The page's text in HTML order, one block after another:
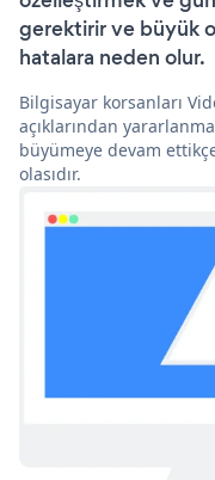
gerektirir ve büyük
hatalara neden olur.
Bilgisayar korsanları
açıklarından
büyümeye devam
olasıdır.